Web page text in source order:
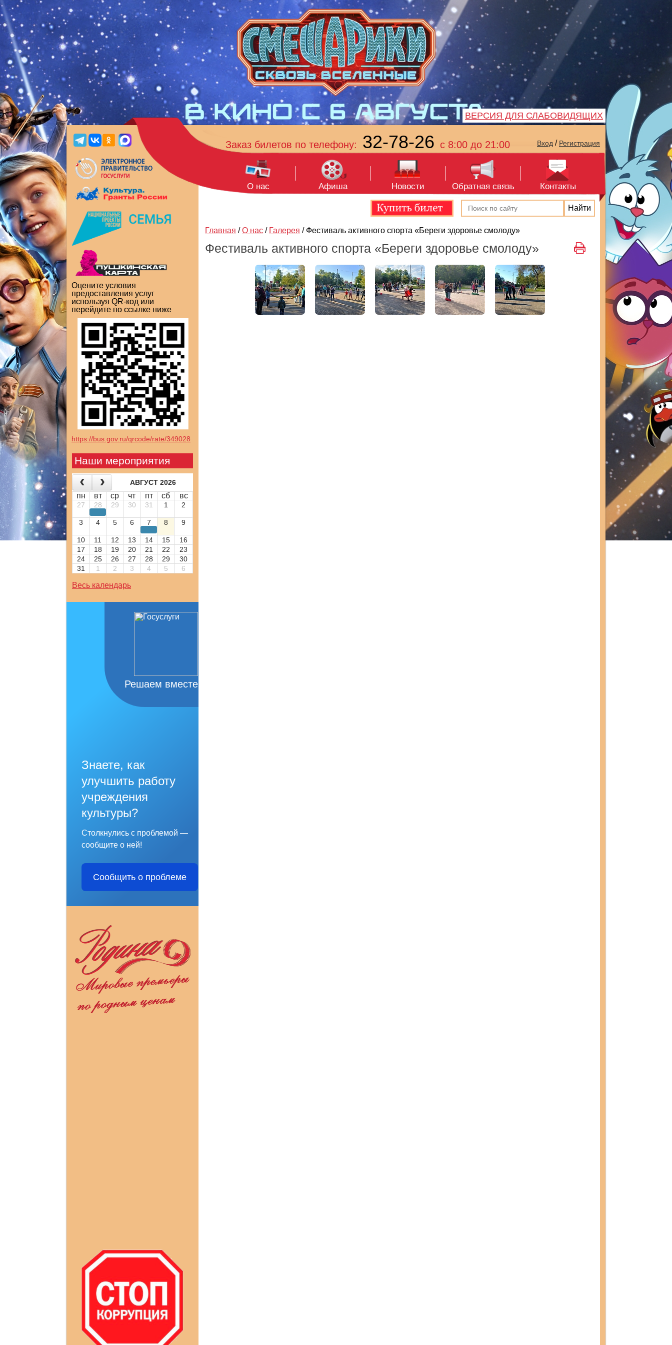
ВЕРСИЯ ДЛЯ СЛАБОВИДЯЩИХ
Оцените условия
предоставления услуг
используя QR-код или
перейдите по ссылке ниже
https://bus.gov.ru/qrcode/rate/349028
Наши мероприятия
АВГУСТ 2026
пн вт ср чт пт сб вс
27 28 29 30 31 1 2
3 4 5 6 7 8 9
10 11 12 13 14 15
16
17
18 19 20 21 22
23
24
25 26 27 28 29
30
31
1 2 3 4 5 6
Весь календарь
Решаем вместе
Знаете, как
улучшить работу
учреждения
культуры?
Столкнулись с проблемой —
сообщите о ней!
Сообщить о проблеме
Заказ билетов по телефону: 32-78-26 с 8:00 до 21:00 Вход / Регистрация
О нас Афиша Новости Обратная связь Контакты
Главная / О нас / Галерея / Фестиваль активного спорта «Береги здоровье смолоду»
Фестиваль активного спорта «Береги здоровье смолоду»